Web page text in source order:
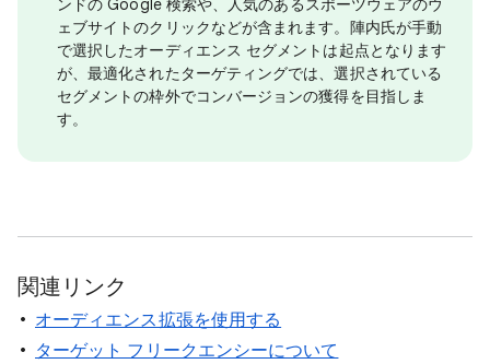
ンドの Google 検索や、人気のあるスポーツウェアのウ
ェブサイトのクリックなどが含まれます。陣内氏が手動
で選択したオーディエンス セグメントは起点となります
が、最適化されたターゲティングでは、選択されている
セグメントの枠外でコンバージョンの獲得を目指しま
す。
関連リンク
オーディエンス拡張を使用する
ターゲット フリークエンシーについて